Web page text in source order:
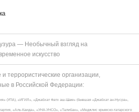
— Необычный взгляд на
искусство
и террористические организации,
в Российской Федерации:
(УПА), «ИГИЛ», «Джабхат Фатх аш-Шам» (бывшая «Джабхат ан-Нусра»,
«Аль-Каида», «УНА-УНСО», «Талибан», «Меджлис крымско-татарского